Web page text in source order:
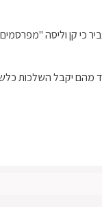
קן וליסה "מפרסמים